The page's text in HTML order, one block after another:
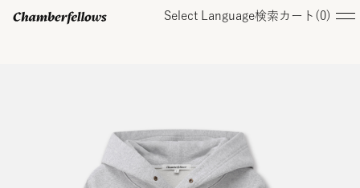
Select Language検索 カート( 0)
オンラインストア